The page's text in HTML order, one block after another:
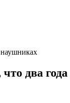
наушниках
два